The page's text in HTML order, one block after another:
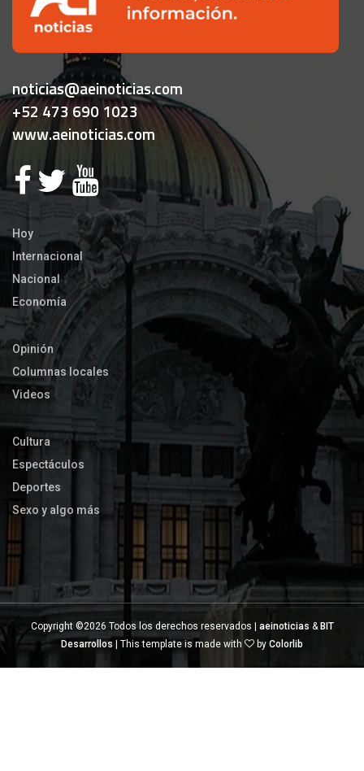
noticias@aeinoticias.com
+52 473 690 1023
www.aeinoticias.com
Hoy
Internacional
Nacional
Economía
Opinión
Columnas locales
Videos
Cultura
Espectáculos
Deportes
Sexo y algo más
Copyright ©2026 Todos los derechos reservados | aeinoticias & BIT
Desarrollos | This template is made with by Colorlib